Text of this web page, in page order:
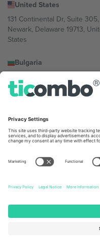
United States
131 Continental Dr, Suite 305,
Newark, Delaware 19713,
States
Bulgaria
Totleben 53-55, 1606 Sofia,
Bulgaria
Mexico
Av Chapultepec 360, Roma
Norte, Cuauhtémoc, 06700
Ciudad de México, CDMX,
Mexico
პლატფორმის
დეტალებისთვის, იხილეთ
კონკრეტული პირობები.,